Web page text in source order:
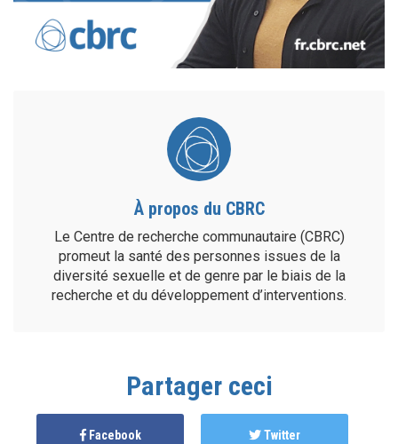
À propos du CBRC
Le Centre de recherche communautaire (CBRC)
promeut la santé des personnes issues de la
diversité sexuelle et de genre par le biais de la
recherche et du développement d’interventions.
Partager ceci
Facebook Twitter